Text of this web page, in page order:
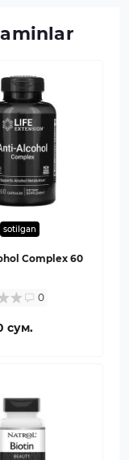
sotilgan
Complex 60
0
сум.